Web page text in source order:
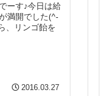
ーす♪今日は給
満開でした(^-
、リンゴ飴を
2016.03.27